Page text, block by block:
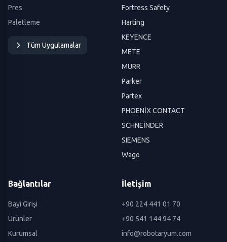
Pres
Paletleme
Tüm Uygulamalar
Fortress Safety
Harting
KEYENCE
METE
MURR
Parker
Partex
PHOENİX CONTACT
SCHNEİNDER
SIEMENS
Wago
Bağlantılar
Bayi Girişi
Ürünler
Kurumsal
İletişim
+90 224 441 01 70
+90 541 144 94 74
info@robotaryum.com